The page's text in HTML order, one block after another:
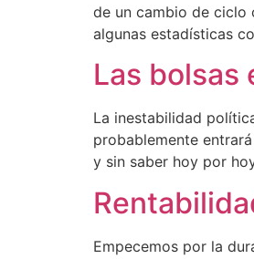
de un cambio de ciclo
algunas estadísticas
Las bolsas
La inestabilidad
probablemente
y sin saber hoy por
Empecemos por la